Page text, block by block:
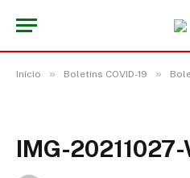
Início » Boletins COVID-19 »
IMG-